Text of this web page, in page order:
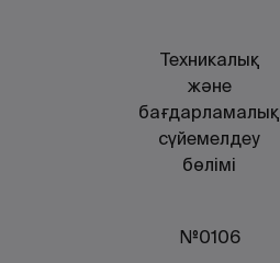
Техникалық
және
бағдарламалық
сүйемелдеу
бөлімі
№0106